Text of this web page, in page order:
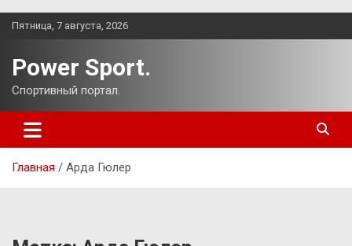
Перейти
Пятница, 7 августа, 2026
Power Sport.
Спортивный портал.
Главная Арда Гюлер